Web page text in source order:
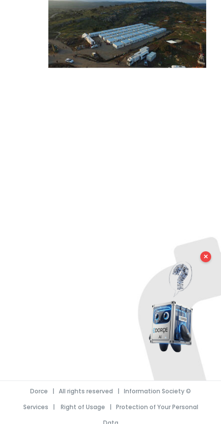
©
Dorce | All rights reserved | Information Society
Services | Right of Usage | Protection of Your Personal
✕